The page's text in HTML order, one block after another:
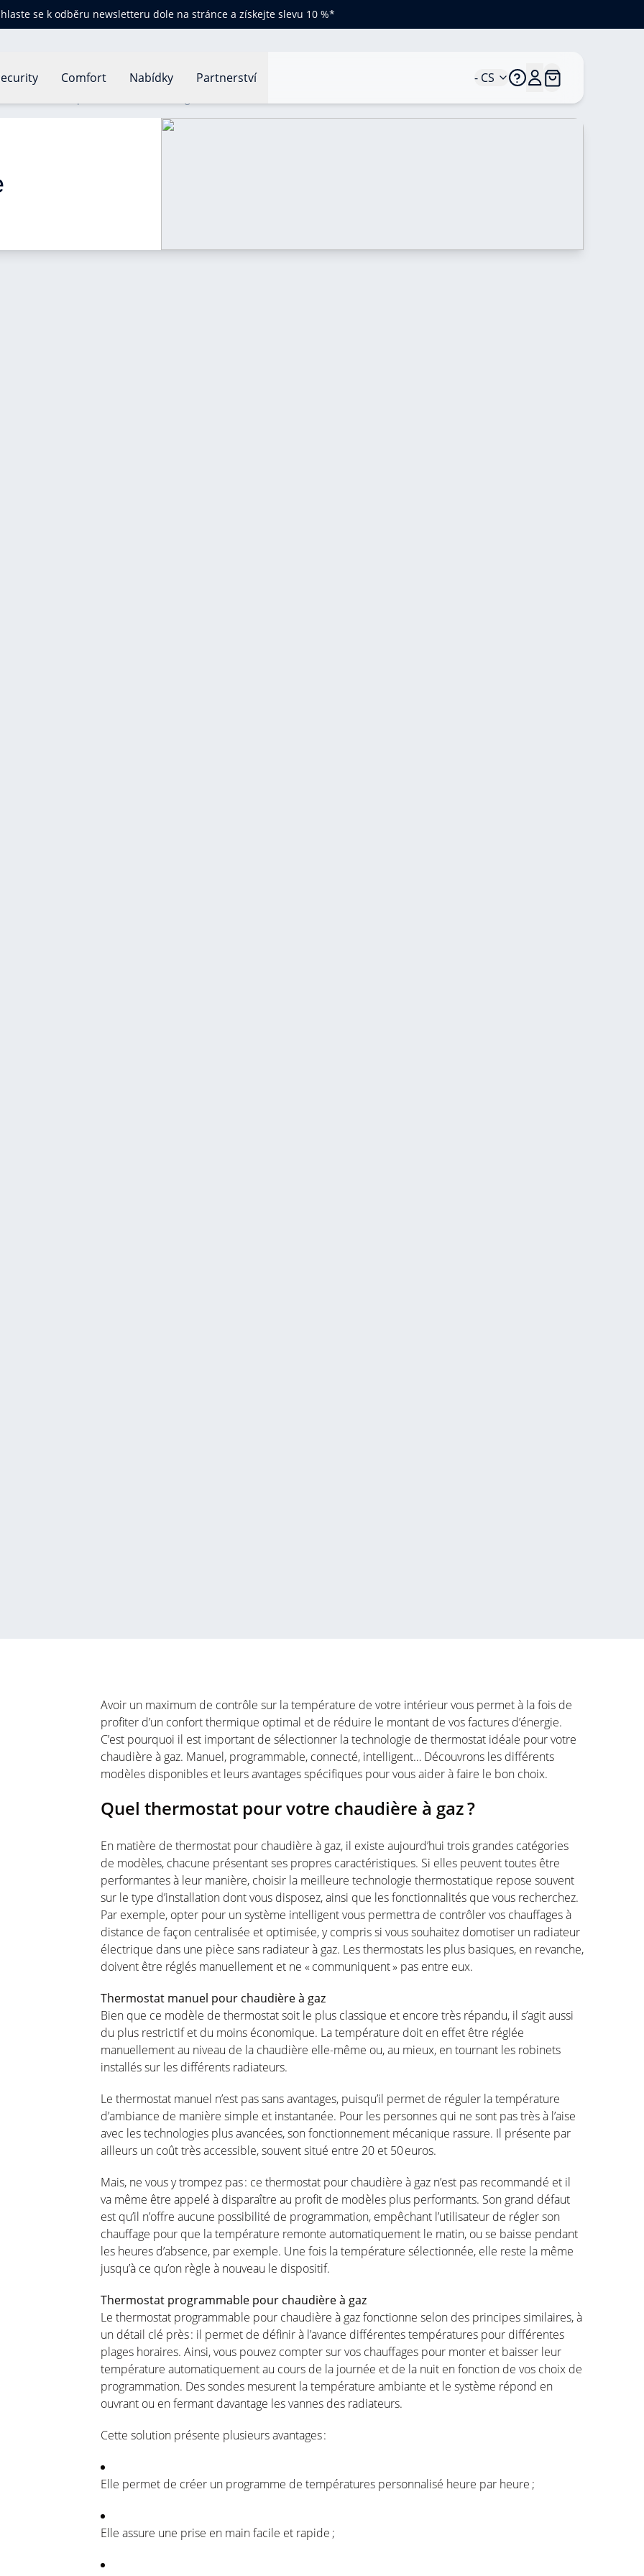
se k odběru newsletteru dole na stránce a získejte slevu 10 %*
Comfort Nabídky Partnerství - CS
Avoir un maximum de contrôle sur latempérature de votre intérieurvous permetà lafois de
profiter d’un confortthermique optimal et de réduire le montant de vosfactures d’énergie.
C’est pourquoi il est important de sélectionner latechnologie de thermostat idéale pourvotre
chaudière à gaz. Manuel, programmable, connecté, intelligent… Découvrons les différents
modèles disponibles et leursavantagesspécifiques pourvousaider à faire le bon choix.
Quel thermostat pourvotre chaudière à gaz?
En matière de thermostat pour chaudière à gaz, il existe aujourd’hui trois grandes catégories
de modèles, chacune présentantses propres caractéristiques. Si elles peuventtoutes être
performantesà leur manière, choisir la meilleure technologie thermostatique repose souvent
sur le type d’installation dontvous disposez,ainsi que lesfonctionnalités que vous recherchez.
Par exemple, opter pour unsystème intelligentvous permettra de contrôlervos chauffagesà
distance de façon centralisée et optimisée, ycomprissi voussouhaitez domotiser un radiateur
électrique dans une pièce sans radiateurà gaz. Les thermostats les plus basiques, en revanche,
doivent être réglés manuellement et ne «communiquent» pas entre eux.
Thermostat manuel pour chaudièreà gaz
Bien que ce modèle de thermostatsoit le plus classique et encore très répandu, il s’agitaussi
du plus restrictifet du moins économique. Latempérature doit en effet être réglée
manuellementau niveau de la chaudière elle-même ou, au mieux, entournant les robinets
installéssur les différents radiateurs.
Le thermostat manuel n’est pas sansavantages, puisqu’il permet de réguler latempérature
d’ambiance de manière simple et instantanée. Pour les personnes qui ne sont pas très à l’aise
avec les technologies plusavancées, sonfonctionnement mécanique rassure. Il présente par
ailleurs un coûttrès accessible,souventsitué entre 20 et 50 euros.
Mais, ne vousytrompez pas : ce thermostat pour chaudière à gaz n’est pas recommandé et il
va même être appelé à disparaître au profit de modèles plus performants. Son grand défaut
est qu’il n’offre aucune possibilité de programmation, empêchant l’utilisateur de réglerson
chauffage pour que latempérature remonte automatiquement le matin, ou se baisse pendant
les heures d’absence, par exemple. Une fois latempérature sélectionnée, elle reste la même
jusqu’à ce qu’on règle à nouveau le dispositif.
Thermostat programmable pour chaudièreà gaz
Le thermostat programmable pour chaudière à gazfonctionne selon des principessimilaires, à
un détail clé près: il permet de définirà l’avance différentestempératures pour différentes
plages horaires. Ainsi,vous pouvez comptersurvos chauffages pour monter et baisser leur
température automatiquementau cours de la journée et de la nuit enfonction de vos choix de
programmation. Des sondes mesurent latempérature ambiante et le système répond en
ouvrant ou enfermant davantage lesvannes des radiateurs.
Cette solution présente plusieursavantages:
Elle permet de créer un programme de températures personnalisé heure par heure ;
Elle assure une prise en main facile et rapide ;